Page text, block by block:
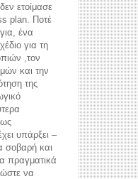
ετοίμασε
plan. Ποτέ
ένα
για τη
,τον
και την
της
υπάρξει –
σοβαρή και
πραγματικά
να